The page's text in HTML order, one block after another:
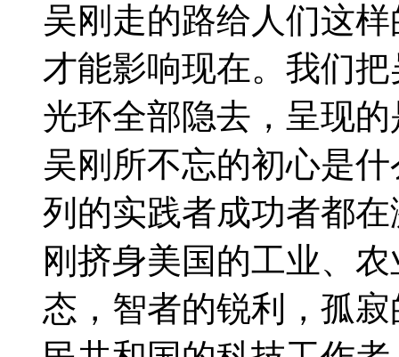
吴刚走的路给人们这
才能影响现在。我们
光环全部隐去，呈现
吴刚所不忘的初心是
列的实践者成功者都
刚挤身美国的工业、
态，智者的锐利，孤